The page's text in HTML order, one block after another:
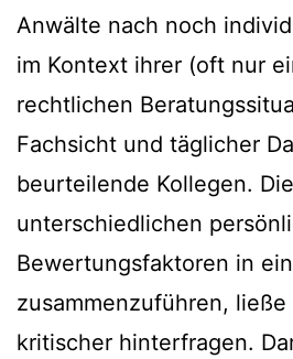
Anwälte nach noch
im Kontext ihrer (oft nur
rechtlichen
Fachsicht und täglicher
beurteilende Kollegen.
unterschiedlichen
Bewertungsfaktoren in
zusammenzuführen,
kritischer hinterfragen.